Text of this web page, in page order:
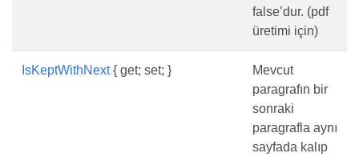
false’dur. (pdf
üretimi için)
IsKeptWithNext{ get; set; }
Mevcut
paragrafın bir
sonraki
paragrafla aynı
sayfada kalıp